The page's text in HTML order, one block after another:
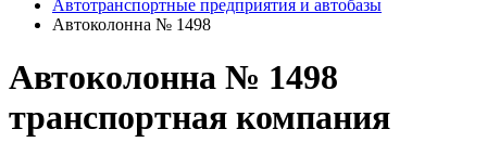
Автотранспортные предприятия и автобазы
Автоколонна № 1498
Автоколонна № 1498
транспортная компания